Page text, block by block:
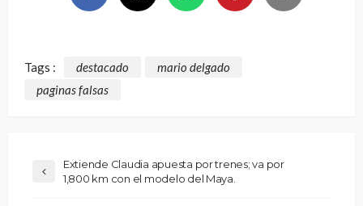
Tags : destacado
mario delgado
paginas falsas
Extiende Claudia apuesta por trenes; va por
1,800 km con el modelo del Maya.